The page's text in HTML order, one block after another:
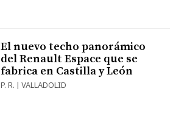
El nuevo techo panorámico
del Renault Espace que se
fabrica en Castilla y León
P. R. | VALLADOLID